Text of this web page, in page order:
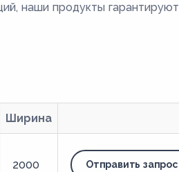
наши продукты гарантируют
Ширина
2000 Отправить запрос